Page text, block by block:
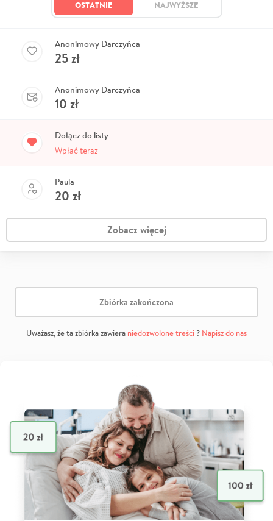
OSTATNIE NAJWYŻSZE
Anonimowy Darczyńca
25zł
Anonimowy Darczyńca
10 zł
Dołącz do listy
Wpłać teraz
Paula
20 zł
Zobacz więcej
Zbiórka zakończona
Uważasz, że ta zbiórka zawiera niedozwolone treści? Napisz do nas